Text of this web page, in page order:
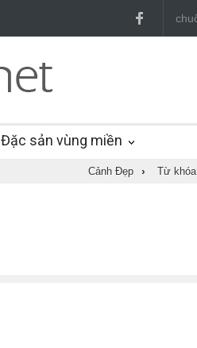
Đặc sản vùng miền
Cảnh Đẹp › Từ khóa